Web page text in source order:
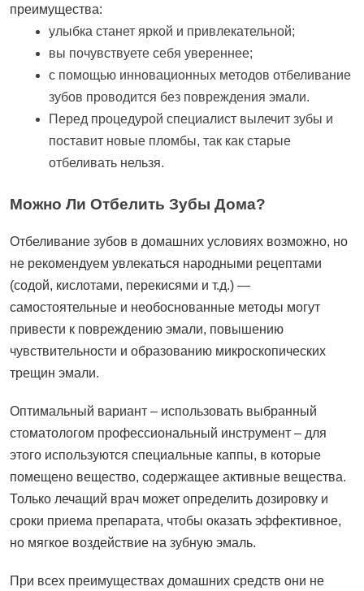
преимущества:
улыбка станет яркой и привлекательной;
вы почувствуете себя увереннее;
с помощью инновационных методов отбеливание
зубов проводится без повреждения эмали.
Перед процедурой специалист вылечит зубы и
поставит новые пломбы, так как старые
отбеливать нельзя.
Можно Ли Отбелить Зубы Дома?
Отбеливание зубов в домашних условиях возможно, но
не рекомендуем увлекаться народными рецептами
(содой, кислотами, перекисями и т.д.) —
самостоятельные и необоснованные методы могут
привести к повреждению эмали, повышению
чувствительности и образованию микроскопических
трещин эмали.
Оптимальный вариант – использовать выбранный
стоматологом профессиональный инструмент – для
этого используются специальные каппы, в которые
помещено вещество, содержащее активные вещества.
Только лечащий врач может определить дозировку и
сроки приема препарата, чтобы оказать эффективное,
но мягкое воздействие на зубную эмаль.
При всех преимуществах домашних средств они не